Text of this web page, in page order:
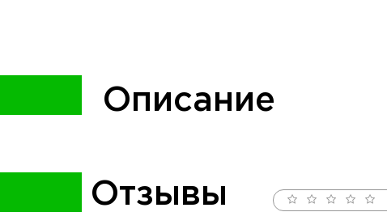
Описание
Отзывы